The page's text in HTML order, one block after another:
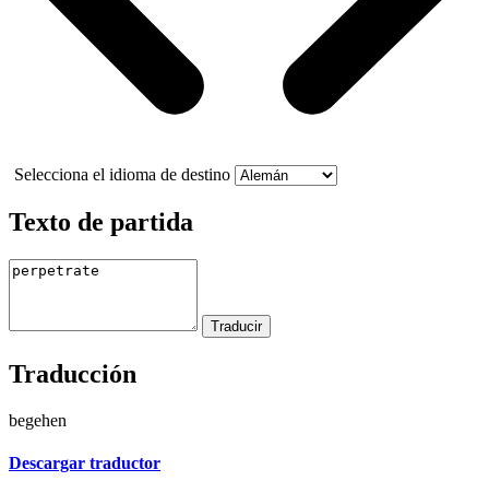
Selecciona el idioma de destino
Texto de partida
Traducción
begehen
Descargar traductor